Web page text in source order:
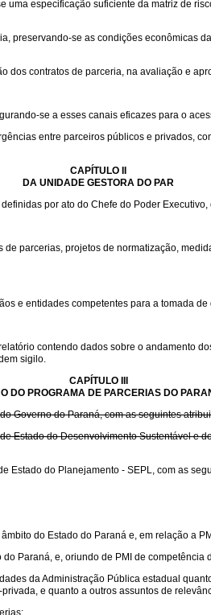
especificação suficiente da matriz de
preservando-se as condições econômicas
contratos de parceria, na avaliação e
se a esses canais eficazes para o
entre parceiros públicos e privados,
CAPÍTULO II
DA UNIDADE GESTORA DO PAR
por ato do Chefe do Poder
parcerias, projetos de normatização,
e entidades competentes para a tomada
contendo dados sobre o andamento
sigilo.
CAPÍTULO III
DO PROGRAMA DE PARCERIAS DO
Governo do Paraná, com as seguintes
Estado do Desenvolvimento Sustentável e
Estado do Planejamento - SEPL, com as
do Estado do Paraná e, em relação a
Paraná, e, oriundo de PMI de
da Administração Pública estadual
e quanto a outros assuntos de